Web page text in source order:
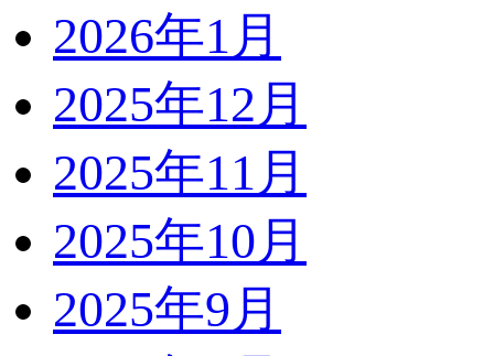
2026年1月
2025年12月
2025年11月
2025年10月
2025年9月